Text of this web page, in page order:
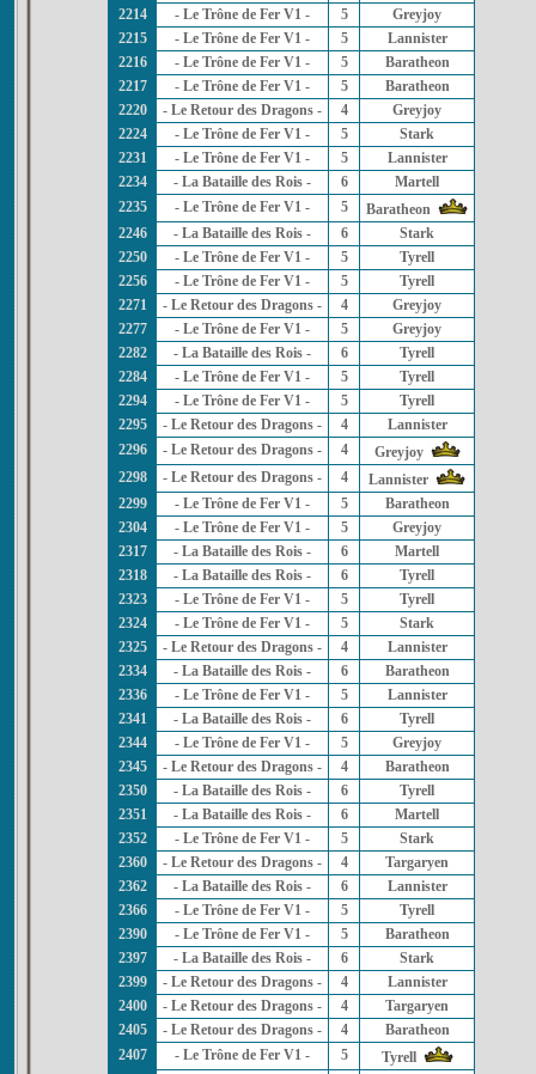
2214
- Le Trône de Fer V1 - 5
Greyjoy
2215
- Le Trône de Fer V1 - 5
Lannister
2216
- Le Trône de Fer V1 - 5
Baratheon
2217
- Le Trône de Fer V1 - 5
Baratheon
2220
- Le Retour des Dragons - 4
Greyjoy
2224
- Le Trône de Fer V1 - 5
Stark
2231
- Le Trône de Fer V1 - 5
Lannister
2234
- La Bataille des Rois - 6
Martell
2235
- Le Trône de Fer V1 - 5
Baratheon
2246
- La Bataille des Rois - 6
Stark
2250
- Le Trône de Fer V1 - 5
Tyrell
2256
- Le Trône de Fer V1 - 5
Tyrell
2271
- Le Retour des Dragons - 4
Greyjoy
2277
- Le Trône de Fer V1 - 5
Greyjoy
2282
- La Bataille des Rois - 6
Tyrell
2284
- Le Trône de Fer V1 - 5
Tyrell
2294
- Le Trône de Fer V1 - 5
Tyrell
2295
- Le Retour des Dragons - 4
Lannister
2296
- Le Retour des Dragons - 4
Greyjoy
2298
- Le Retour des Dragons - 4
Lannister
2299
- Le Trône de Fer V1 - 5
Baratheon
2304
- Le Trône de Fer V1 - 5
Greyjoy
2317
- La Bataille des Rois - 6
Martell
2318
- La Bataille des Rois - 6
Tyrell
2323
- Le Trône de Fer V1 - 5
Tyrell
2324
- Le Trône de Fer V1 - 5
Stark
2325
- Le Retour des Dragons - 4
Lannister
2334
- La Bataille des Rois - 6
Baratheon
2336
- Le Trône de Fer V1 - 5
Lannister
2341
- La Bataille des Rois - 6
Tyrell
2344
- Le Trône de Fer V1 - 5
Greyjoy
2345
- Le Retour des Dragons - 4
Baratheon
2350
- La Bataille des Rois - 6
Tyrell
2351
- La Bataille des Rois - 6
Martell
2352
- Le Trône de Fer V1 - 5
Stark
2360
- Le Retour des Dragons - 4
Targaryen
2362
- La Bataille des Rois - 6
Lannister
2366
- Le Trône de Fer V1 - 5
Tyrell
2390
- Le Trône de Fer V1 - 5
Baratheon
2397
- La Bataille des Rois - 6
Stark
2399
- Le Retour des Dragons - 4
Lannister
2400
- Le Retour des Dragons - 4
Targaryen
2405
- Le Retour des Dragons - 4
Baratheon
2407
- Le Trône de Fer V1 - 5
Tyrell